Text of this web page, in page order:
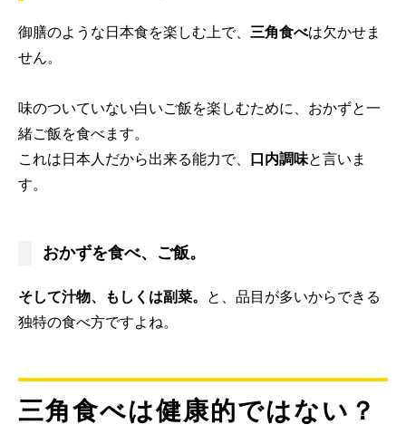
御膳のような日本食を楽しむ上で、 三角食べは欠かせま
せん。
味のついていない白いご飯を楽しむために、おかずと一
緒ご飯を食べます。
これは日本人だから出来る能力で、 口内調味と言いま
す。
おかずを食べ、ご飯。
そして汁物、もしくは副菜。 と、品目が多いからできる
独特の食べ方ですよね。
三角食べは健康的ではない？